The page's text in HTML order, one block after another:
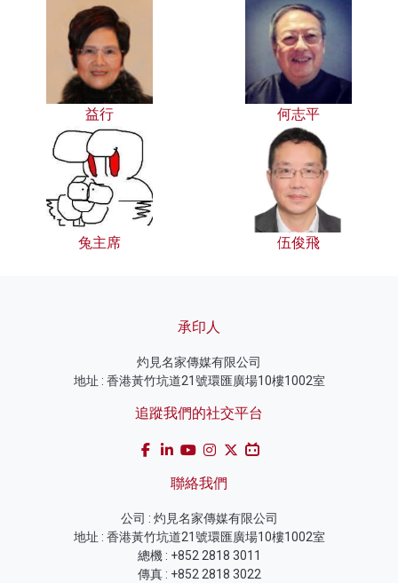
益行 何志平
兔主席 伍俊飛
承印人
灼見名家傳媒有限公司
地址 : 香港黃竹坑道21號環匯廣場10樓1002室
追蹤我們的社交平台
聯絡我們
公司 : 灼見名家傳媒有限公司
地址 : 香港黃竹坑道21號環匯廣場10樓1002室
總機 : +852 2818 3011
傳真 : +852 2818 3022